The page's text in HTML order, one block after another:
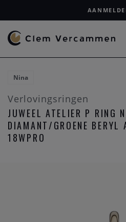
Nina
Verlovingsringen
JUWEEL ATELIER P RING
DIAMANT/GROENE
18WPRO